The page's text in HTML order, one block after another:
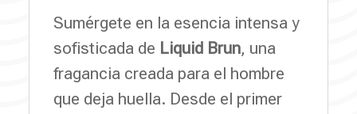
Sumérgete en la esencia intensa y
sofisticada de Liquid Brun, una
fragancia creada para el hombre
que deja huella. Desde el primer